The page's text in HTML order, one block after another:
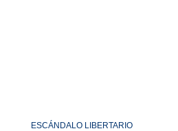
ESCÁNDALO LIBERTARIO